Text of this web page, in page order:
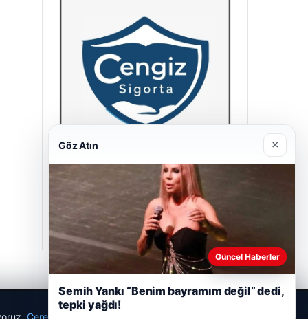
Cengiz Sigorta
Çerez Politikamız
Göz Atın ×
Güncel Haberler
Semih Yankı “Benim bayramım değil” dedi,
tepki yağdı!